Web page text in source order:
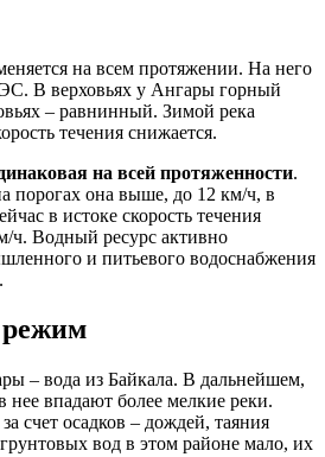
на всем протяжении. На него
В верховьях у Ангары горный
– равнинный. Зимой река
течения снижается.
на всей протяженности.
порогах она выше, до 12 км/ч, в
в истоке скорость течения
ч. Водный ресурс активно
и питьевого водоснабжения
– вода из Байкала. В дальнейшем,
нее впадают более мелкие реки.
счет осадков – дождей, таяния
вод в этом районе мало, их